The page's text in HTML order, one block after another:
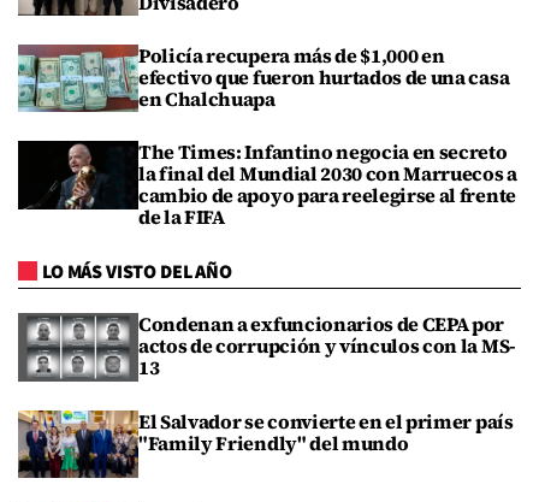
Policía recupera más de $1,000 en
efectivo que fueron hurtados de una casa
en Chalchuapa
The Times: Infantino negocia en secreto
la final del Mundial 2030 con Marruecos a
cambio de apoyo para reelegirse al frente
de la FIFA
LO MÁS VISTO DEL AÑO
Condenan a exfuncionarios de CEPA por
actos de corrupción y vínculos con la MS-
13
El Salvador se convierte en el primer país
"Family Friendly" del mundo